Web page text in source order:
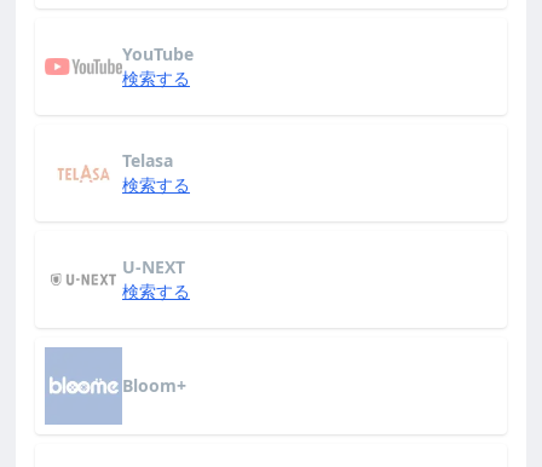
YouTube
検索する
Telasa
検索する
U-NEXT
検索する
Bloom+